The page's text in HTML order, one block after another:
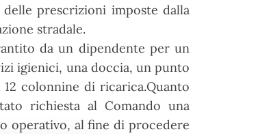
prescrizioni imposte dalla
stradale.
da un dipendente per un
igienici, una doccia, un punto
colonnine di ricarica.Quanto
richiesta al Comando una
operativo, al fine di procedere